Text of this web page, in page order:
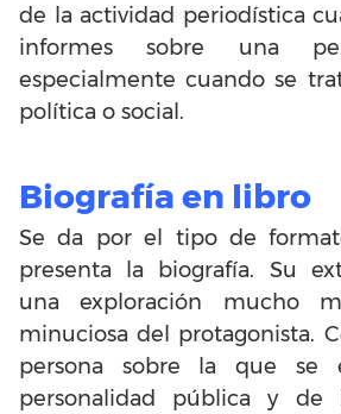
de la actividad periodística
informes sobre una
especialmente cuando se
política o social.
Biografía en libro
Se da por el tipo de
presenta la biografía. Su
una exploración mucho
minuciosa del protagonista.
persona sobre la que se
personalidad pública y de